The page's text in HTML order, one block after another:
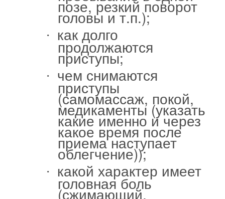
позе, резкий поворот
головы и т.п.);
· как долго
продолжаются
приступы;
· чем снимаются
приступы
(самомассаж, покой,
медикаменты (указать
какие именно и через
какое время после
приема наступает
облегчение));
· какой характер имеет
головная боль
(сжимающий,